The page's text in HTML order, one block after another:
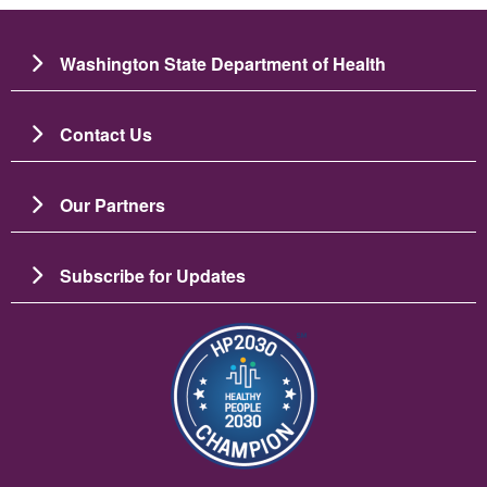
Washington State Department of Health
Contact Us
Our Partners
Subscribe for Updates
Image